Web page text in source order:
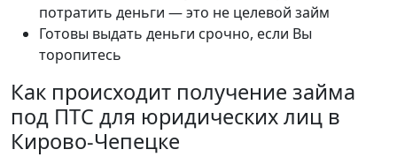
потратить деньги — это не целевой займ
Готовы выдать деньги срочно, если Вы
торопитесь
Как происходит получение займа
под ПТС для юридических лиц в
Кирово-Чепецке